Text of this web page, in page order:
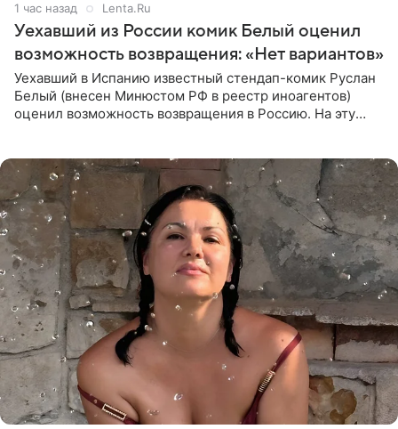
1 час назад Lenta.Ru
Уехавший из России комик Белый оценил
возможность возвращения: «Нет вариантов»
Уехавший в Испанию известный стендап-комик Руслан
Белый (внесен Минюстом РФ в реестр иноагентов)
оценил возможность возвращения в Россию. На эту